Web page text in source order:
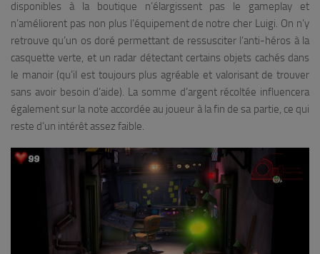
disponibles à la boutique n’élargissent pas le gameplay et
n’améliorent pas non plus l’équipement de notre cher Luigi. On n’y
retrouve qu’un os doré permettant de ressusciter l’anti-héros à la
casquette verte, et un radar détectant certains objets cachés dans
le manoir (qu’il est toujours plus agréable et valorisant de trouver
sans avoir besoin d’aide). La somme d’argent récoltée influencera
également sur la note accordée au joueur à la fin de sa partie, ce qui
reste d’un intérêt assez faible.